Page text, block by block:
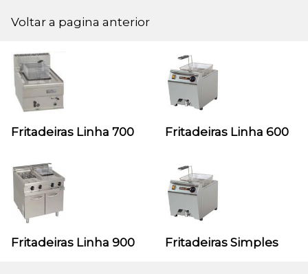
Voltar a pagina anterior
Fritadeiras Linha 700 Fritadeiras Linha 600
Fritadeiras Linha 900 Fritadeiras Simples